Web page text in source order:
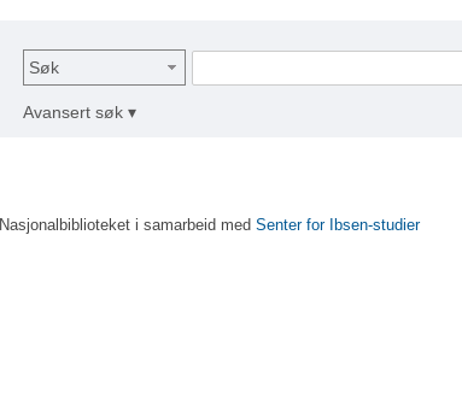
Søk
Avansert søk ▾
Nasjonalbiblioteket i samarbeid med Senter for Ibsen-studier